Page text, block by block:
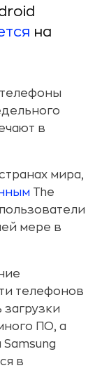
на
в
мира,
The
мере в
телефонов
загрузки
ПО, а
в